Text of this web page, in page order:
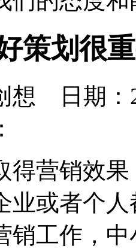
策划很
想 日期：
得营销效
业或者个
销工作，